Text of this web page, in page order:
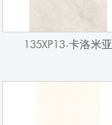
135XP13-卡洛米亚